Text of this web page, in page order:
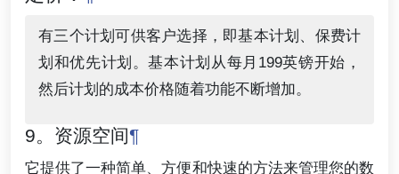
有三个计划可供客户选择，即基本计划、保费计
划和优先计划。基本计划从每月199英镑开始，
然后计划的成本价格随着功能不断增加。
9。资源空间¶
它提供了一种简单、方便和快速的方法来管理您的数